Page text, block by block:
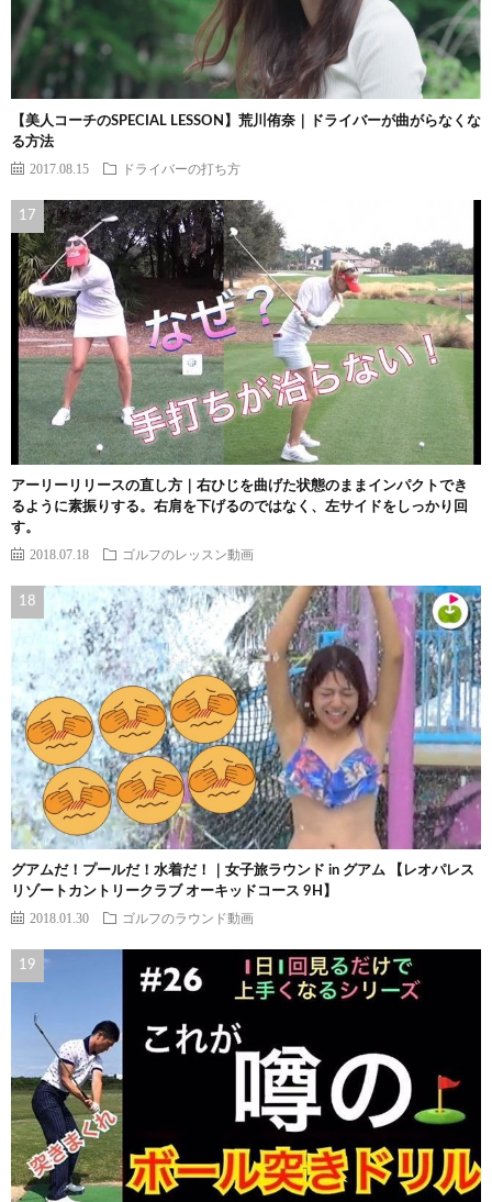
【美人コーチのSPECIAL LESSON】荒川侑奈｜ドライバーが曲がらなくな
る方法
2017.08.15 ドライバーの打ち方
アーリーリリースの直し方｜右ひじを曲げた状態のままインパクトでき
るように素振りする。右肩を下げるのではなく、左サイドをしっかり回
す。
2018.07.18 ゴルフのレッスン動画
グアムだ！プールだ！水着だ！｜女子旅ラウンド in グアム 【レオパレス
リゾートカントリークラブ オーキッドコース 9H】
2018.01.30 ゴルフのラウンド動画